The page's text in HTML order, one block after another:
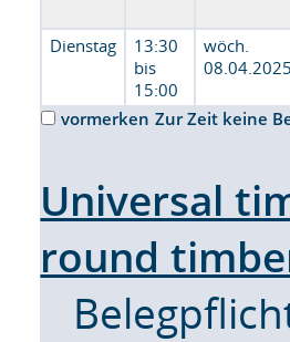
Dienstag
13:30
bis
15:00
wöch.
vormerken Zur Zeit keine
Universal
round